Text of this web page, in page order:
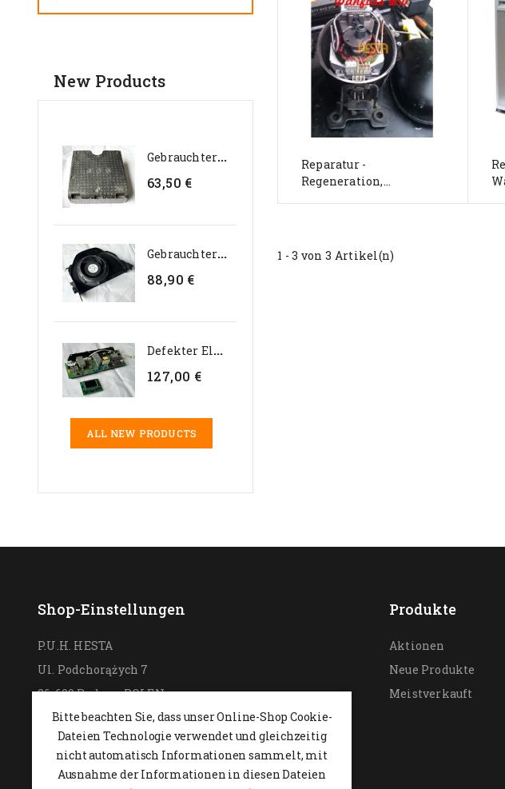
New Products
G
Ebrauchter Interner...
63,50 €
G
Ebrauchter Genteq 24V...
88,90 €
D
Efekter Elektroniksatz Für...
127,00 €
ALL NEW PRODUCTS
Reparatur -
Regeneration,...
1 - 3 von 3 Artikel(n)
Shop-Einstellungen
P.U.H. HESTA
Ul. Podchorążych 7
26-600 Radom,POLEN
0048 48 364 09 46
+48 537-970-390
Produkte
Aktionen
Neue Produkte
Meistverkauft
Bitte beachten Sie, dass unser Online-Shop Cookie-
Dateien Technologie verwendet und gleichzeitig
nicht automatisch Informationen sammelt, mit
Ausnahme der Informationen in diesen Dateien